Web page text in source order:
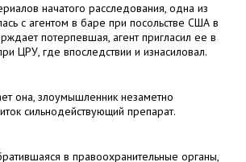
начатого расследования, одна из
с агентом в баре при посольстве США в
потерпевшая, агент пригласил ее в
ЦРУ, где впоследствии и изнасиловал.
она, злоумышленник незаметно
сильнодействующий препарат.
в правоохранительные органы,